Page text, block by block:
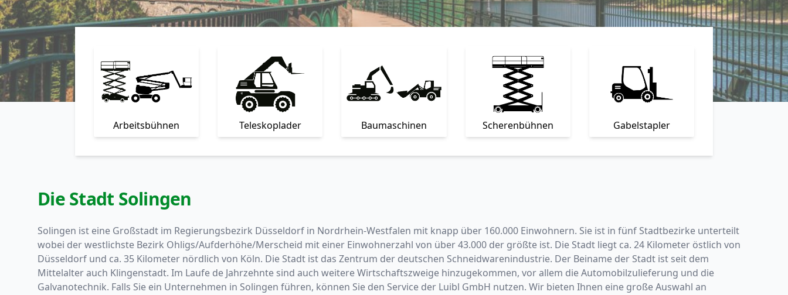
Arbeitsbühnen Teleskoplader Baumaschinen Scherenbühnen Gabelstapler
Die Stadt Solingen
Solingen ist eine Großstadt im Regierungsbezirk Düsseldorf in Nordrhein-Westfalen mit knapp über 160.000 Einwohnern. Sie ist in fünf Stadtbezirke unterteilt
wobei der westlichste Bezirk Ohligs/Aufderhöhe/Merscheid mit einer Einwohnerzahl von über 43.000 der größte ist. Die Stadt liegt ca. 24 Kilometer östlich von
Düsseldorf und ca. 35 Kilometer nördlich von Köln. Die Stadt ist das Zentrum der deutschen Schneidwarenindustrie. Der Beiname der Stadt ist seit dem
Mittelalter auch Klingenstadt. Im Laufe de Jahrzehnte sind auch weitere Wirtschaftszweige hinzugekommen, vor allem die Automobilzulieferung und die
Galvanotechnik. Falls Sie ein Unternehmen in Solingen führen, können Sie den Service der Luibl GmbH nutzen. Wir bieten Ihnen eine große Auswahl an